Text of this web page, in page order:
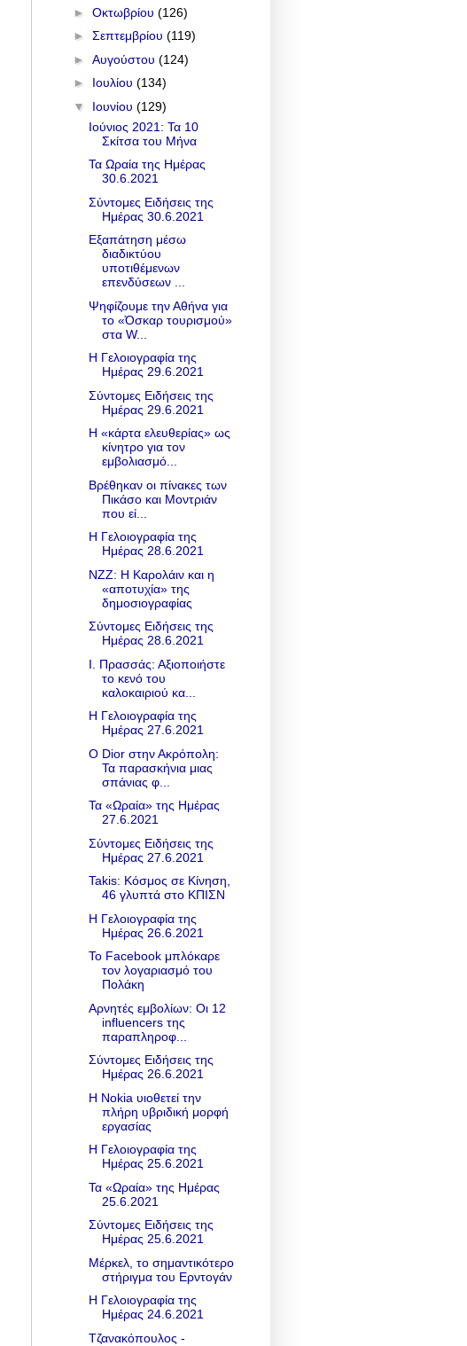
► Οκτωβρίου (126)
► Σεπτεμβρίου (119)
► Αυγούστου (124)
► Ιουλίου (134)
▼ Ιουνίου (129)
Ιούνιος 2021: Τα 10
Σκίτσα του Μήνα
Τα Ωραία της Ημέρας
30.6.2021
Σύντομες Ειδήσεις της
Ημέρας 30.6.2021
Εξαπάτηση μέσω
διαδικτύου
υποτιθέμενων
επενδύσεων ...
Ψηφίζουμε την Αθήνα για
το «Όσκαρ τουρισμού»
στα W...
Η Γελοιογραφία της
Ημέρας 29.6.2021
Σύντομες Ειδήσεις της
Ημέρας 29.6.2021
Η «κάρτα ελευθερίας» ως
κίνητρο για τον
εμβολιασμό...
Βρέθηκαν οι πίνακες των
Πικάσο και Μοντριάν
που εί...
Η Γελοιογραφία της
Ημέρας 28.6.2021
NZZ: Η Καρολάιν και η
«αποτυχία» της
δημοσιογραφίας
Σύντομες Ειδήσεις της
Ημέρας 28.6.2021
Ι. Πρασσάς: Αξιοποιήστε
το κενό του
καλοκαιριού κα...
Η Γελοιογραφία της
Ημέρας 27.6.2021
Ο Dior στην Ακρόπολη:
Τα παρασκήνια μιας
σπάνιας φ...
Τα «Ωραία» της Ημέρας
27.6.2021
Σύντομες Ειδήσεις της
Ημέρας 27.6.2021
Takis: Κόσμος σε Κίνηση,
46 γλυπτά στο ΚΠΙΣΝ
Η Γελοιογραφία της
Ημέρας 26.6.2021
Το Facebook μπλόκαρε
τον λογαριασμό του
Πολάκη
Αρνητές εμβολίων: Οι 12
influencers της
παραπληροφ...
Σύντομες Ειδήσεις της
Ημέρας 26.6.2021
Η Nokia υιοθετεί την
πλήρη υβριδική μορφή
εργασίας
Η Γελοιογραφία της
Ημέρας 25.6.2021
Τα «Ωραία» της Ημέρας
25.6.2021
Σύντομες Ειδήσεις της
Ημέρας 25.6.2021
Μέρκελ, το σημαντικότερο
στήριγμα του Ερντογάν
Η Γελοιογραφία της
Ημέρας 24.6.2021
Τζανακόπουλος -